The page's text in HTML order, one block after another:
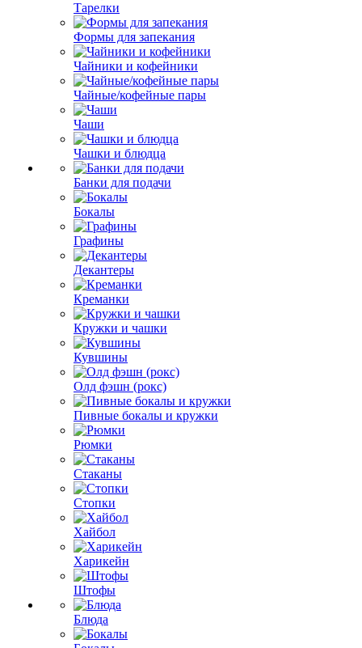
Тарелки
Формы для запекания
Чайники и кофейники
Чайные/кофейные пары
Чаши
Чашки и блюдца
Банки для подачи
Бокалы
Графины
Декантеры
Креманки
Кружки и чашки
Кувшины
Олд фэшн (рокс)
Пивные бокалы и кружки
Рюмки
Стаканы
Стопки
Хайбол
Харикейн
Штофы
Блюда